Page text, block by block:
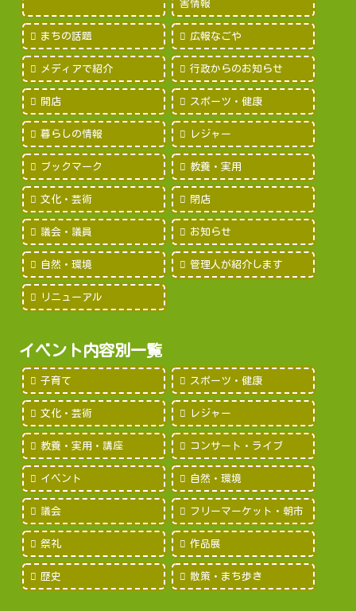
害情報
まちの話題 広報なごや
メディアで紹介 行政からのお知らせ
開店 スポーツ・健康
暮らしの情報 レジャー
ブックマーク 教養・実用
文化・芸術 閉店
議会・議員 お知らせ
自然・環境 管理人が紹介します
リニューアル
イベント内容別一覧
子育て スポーツ・健康
文化・芸術 レジャー
教養・実用・講座 コンサート・ライブ
イベント 自然・環境
議会 フリーマーケット・朝市
祭礼 作品展
歴史 散策・まち歩き